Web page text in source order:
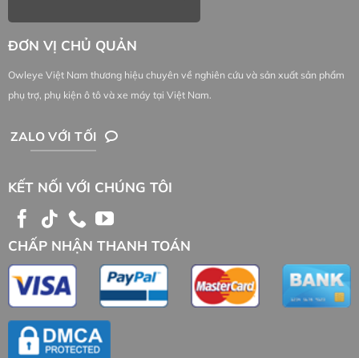
ĐƠN VỊ CHỦ QUẢN
Owleye Việt Nam thương hiệu chuyên về nghiên cứu và sản xuất sản phẩm
phụ trợ, phụ kiện ô tô và xe máy tại Việt Nam.
ZALO VỚI TỐI
KẾT NỐI VỚI CHÚNG TÔI
CHẤP NHẬN THANH TOÁN